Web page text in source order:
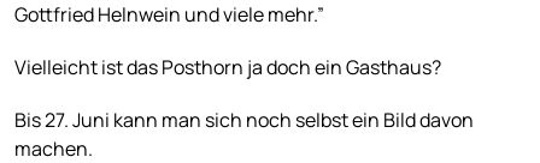
Gottfried Helnwein und viele mehr.”
Vielleicht ist das Posthorn ja doch ein Gasthaus?
Bis 27. Juni kann man sich noch selbst ein Bild davon
machen.